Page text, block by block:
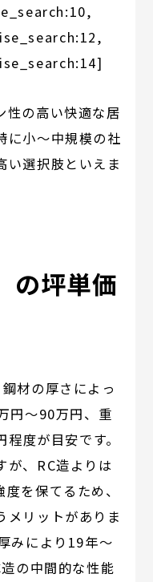
性の高い快適な居
に小～中規模の社
い選択肢といえま
の坪単価
材の厚さによっ
円～90万円、重
度が目安です。
が、RC造よりは
を保てるため、
メリットがありま
みにより19年～
の中間的な性能